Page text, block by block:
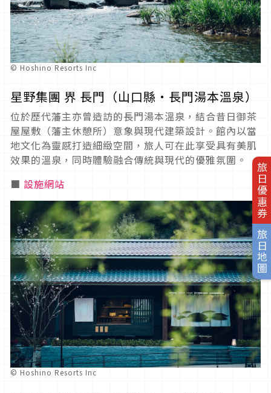
旅日優惠券
旅日地圖
© Hoshino Resorts Inc
星野集團 界 長門（山口縣・長門湯本溫泉）
位於歷代藩主亦曾造訪的長門湯本溫泉，結合昔日御茶
屋屋敷（藩主休憩所）意象與現代建築設計。館內以當
地文化為靈感打造細緻空間，旅人可在此享受具有美肌
效果的溫泉，同時體驗融合傳統與現代的優雅氛圍。
■ 設施網站
© Hoshino Resorts Inc